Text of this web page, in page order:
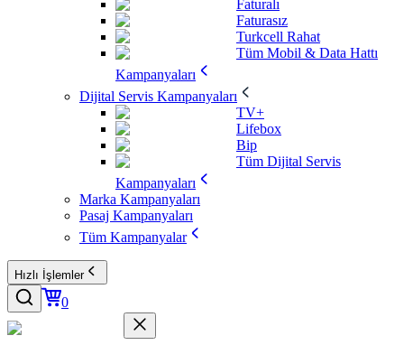
Faturalı
Faturasız
Turkcell Rahat
Tüm Mobil & Data Hattı
Kampanyaları
Dijital Servis Kampanyaları
TV+
Lifebox
Bip
Tüm Dijital Servis
Kampanyaları
Marka Kampanyaları
Pasaj Kampanyaları
Tüm Kampanyalar
Hızlı İşlemler
0